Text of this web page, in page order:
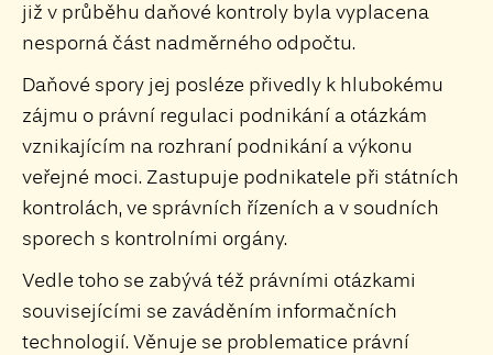
již v průběhu daňové kontroly byla vyplacena
nesporná část nadměrného odpočtu.
Daňové spory jej posléze přivedly k hlubokému
zájmu o právní regulaci podnikání a otázkám
vznikajícím na rozhraní podnikání a výkonu
veřejné moci. Zastupuje podnikatele při státních
kontrolách, ve správních řízeních a v soudních
sporech s kontrolními orgány.
Vedle toho se zabývá též právními otázkami
souvisejícími se zaváděním informačních
technologií. Věnuje se problematice právní